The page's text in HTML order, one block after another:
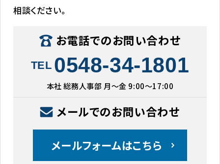
相談ください。
お電話でのお問い合わせ
TEL 0548-34-1801
本社 総務人事部 月〜金 9:00〜17:00
メールでのお問い合わせ
メールフォームはこちら